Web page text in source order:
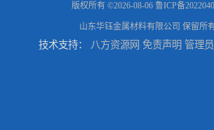
版权所有 ©2026-08-06 鲁ICP备
山东华钰金属材料有限公司 保留所
技术支持： 八方资源网 免责声明 管理